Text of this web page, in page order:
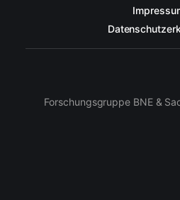
Forschungsgruppe BNE &